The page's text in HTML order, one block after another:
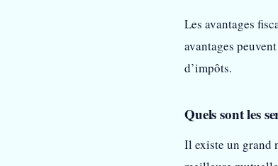
Les avantages
avantages
d’impôts.
Quels sont les
Il existe un grand